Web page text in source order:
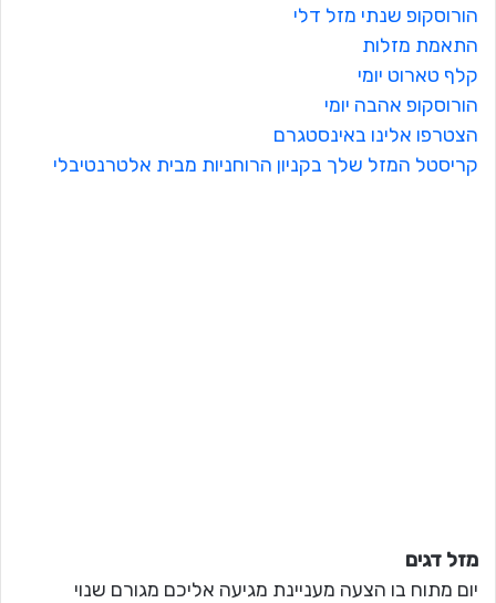
הורוסקופ שנתי מזל דלי
התאמת מזלות
קלף טארוט יומי
הורוסקופ אהבה יומי
הצטרפו אלינו באינסטגרם
קריסטל המזל שלך בקניון הרוחניות מבית אלטרנטיבלי
מזל דגים
יום מתוח בו הצעה מעניינת מגיעה אליכם מגורם שנוי